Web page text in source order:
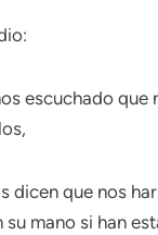
escuchado que
dicen que nos
mano si han